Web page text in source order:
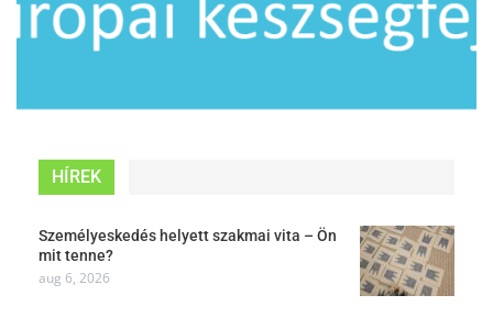
HÍREK
Személyeskedés helyett szakmai vita – Ön
mit tenne?
aug 6, 2026